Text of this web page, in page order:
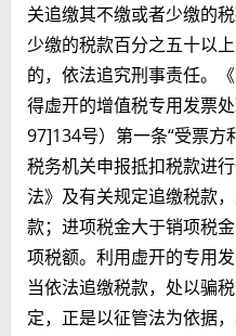
关追缴其不缴或者少缴的
少缴的税款百分之五十以
的，依法追究刑事责任。
得虚开的增值税专用发票
97]134号）第一条“受票方
税务机关申报抵扣税款进
法》及有关规定追缴税款
款；进项税金大于销项税
项税额。利用虚开的专用
当依法追缴税款，处以骗
定，正是以征管法为依据